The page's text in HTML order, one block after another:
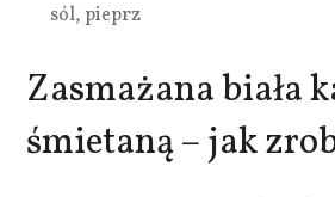
sól, pieprz
Zasmażana biała
śmietaną – jak